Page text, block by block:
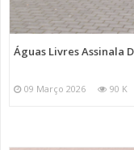
Águas Livres Assinala
09 Março 2026 90 K